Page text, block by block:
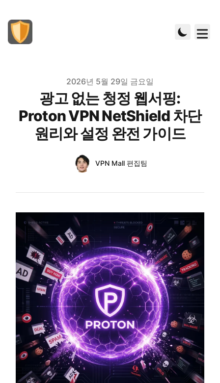
2026년 5월 29일 금요일
광고 없는 청정 웹서핑:
Proton VPN NetShield 차단
원리와 설정 완전 가이드
Name
VPN Mall 편집팀